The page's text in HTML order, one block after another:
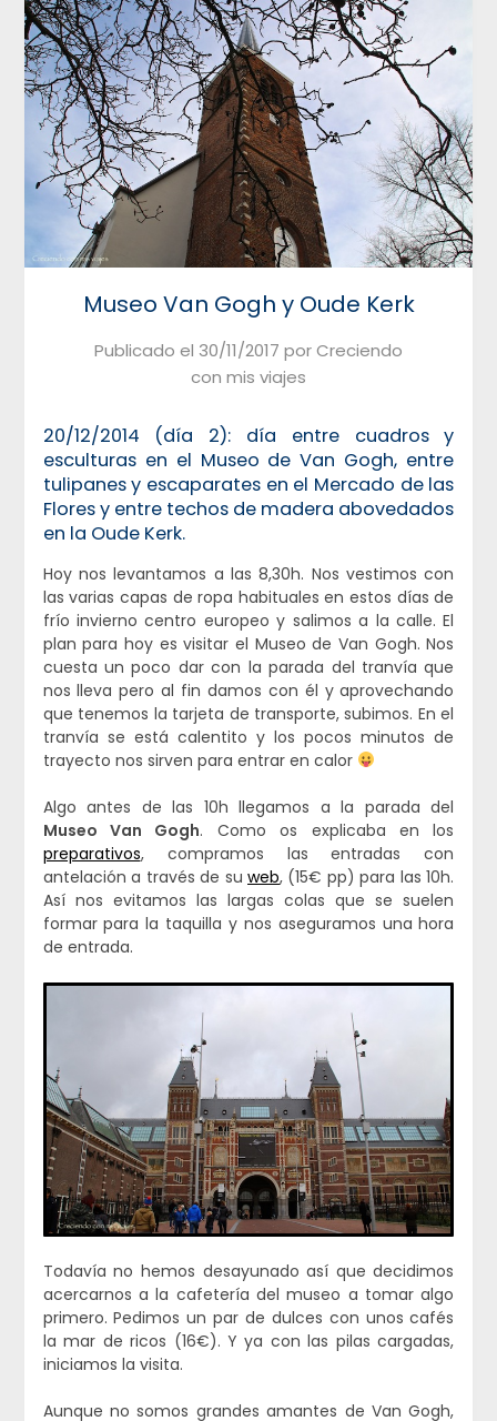
Museo Van Gogh y Oude Kerk
Publicado el 30/11/2017 porCreciendo
con mis viajes
20/12/2014 (día 2): día entre cuadros y
esculturas en el Museo de Van Gogh, entre
tulipanes y escaparates en el Mercado de las
Flores y entre techos de madera abovedados
en la Oude Kerk.
Hoy nos levantamos a las 8,30h. Nos vestimos con
las varias capas de ropa habituales en estos días de
frío invierno centro europeo y salimos a la calle. El
plan para hoy es visitar el Museo de Van Gogh. Nos
cuesta un poco dar con la parada del tranvía que
nos lleva pero al fin damos con él y aprovechando
que tenemos la tarjeta de transporte, subimos. En el
tranvía se está calentito y los pocos minutos de
trayecto nos sirven para entrar en calor
Algo antes de las 10h llegamos a la parada del
Museo Van Gogh. Como os explicaba en los
preparativos, compramos las entradas con
antelación a través de su web, (15€ pp) para las 10h.
Así nos evitamos las largas colas que se suelen
formar para la taquilla y nos aseguramos una hora
de entrada.
Todavía no hemos desayunado así que decidimos
acercarnos a la cafetería del museo a tomar algo
primero. Pedimos un par de dulces con unos cafés
la mar de ricos (16€). Y ya con las pilas cargadas,
iniciamos la visita.
Aunque no somos grandes amantes de Van Gogh,